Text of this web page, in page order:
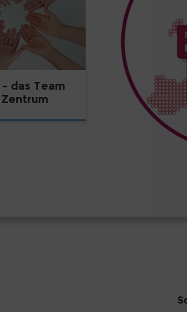
das Team